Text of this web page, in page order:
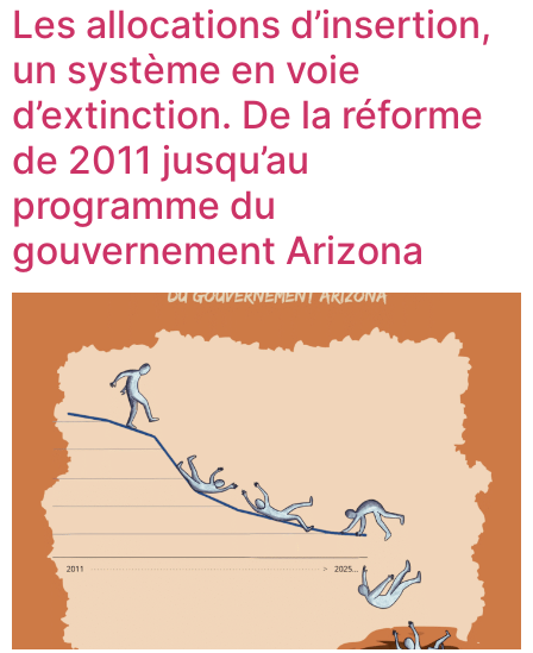
Les allocations d’insertion,
un système en voie
d’extinction. De la réforme
de 2011 jusqu’au
programme du
gouvernement Arizona